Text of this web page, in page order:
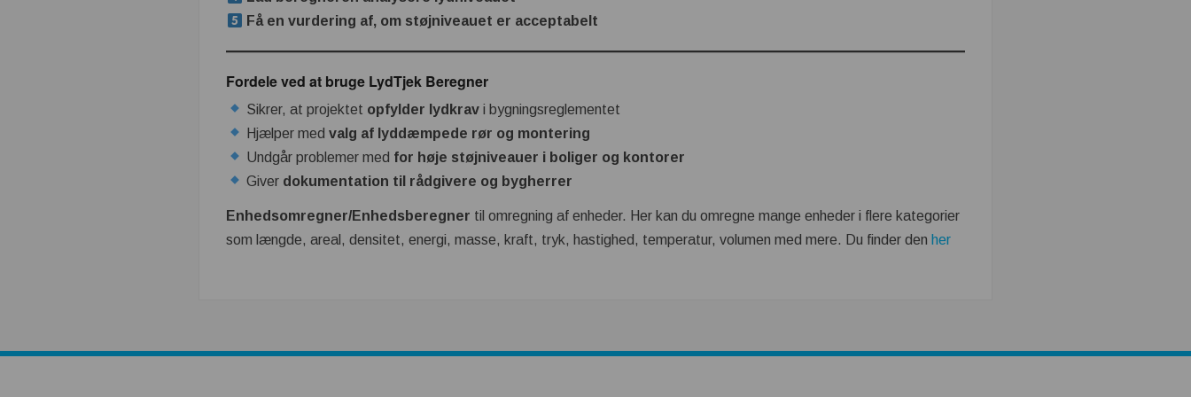
Få en vurdering af, om støjniveauet er acceptabelt
Fordele ved at bruge LydTjek Beregner
Sikrer, at projektet opfylder lydkravi bygningsreglementet
Hjælper med valg af lyddæmpede rør og montering
Undgår problemer med for høje støjniveauer i boliger og kontorer
Giver dokumentation til rådgivere og bygherrer
Enhedsomregner/Enhedsberegner til omregning af enheder. Her kan du omregne mange enheder i flere kategorier
som længde, areal, densitet, energi, masse, kraft, tryk, hastighed, temperatur, volumen med mere. Du finder den her